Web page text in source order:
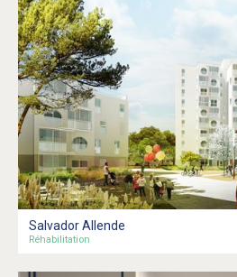
Salvador Allende
Réhabilitation